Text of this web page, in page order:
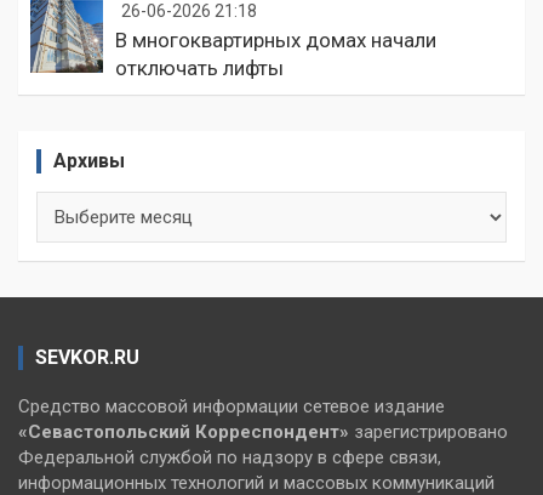
26-06-2026 21:18
В многоквартирных домах начали
отключать лифты
Архивы
SEVKOR.RU
Средство массовой информации сетевое издание
«Севастопольский Корреспондент» зарегистрировано
Федеральной службой по надзору в сфере связи,
информационных технологий и массовых коммуникаций